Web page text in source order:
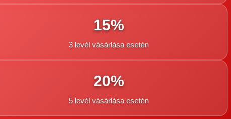
15%
3 levél vásárlása esetén
20%
5 levél vásárlása esetén